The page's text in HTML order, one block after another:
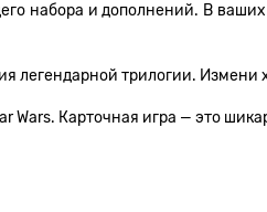
набора и дополнений. В
легендарной трилогии.
Карточная игра — это